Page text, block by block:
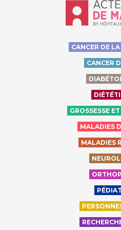
Accueil -
CANCER DE
CANCER
GROSSESSE
MALADIES
MALADIES